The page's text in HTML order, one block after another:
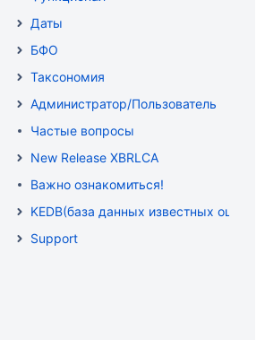
Даты
БФО
Таксономия
Администратор/Пользователь
Частые вопросы
New Release XBRLCA
Важно ознакомиться!
KEDB(база данных известных ошибок )
Support